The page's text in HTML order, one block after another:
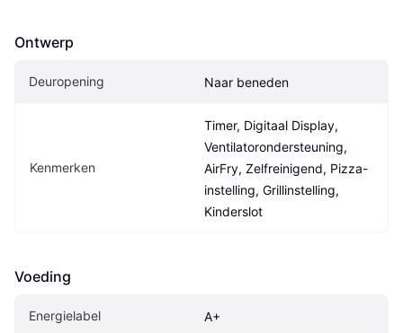
Ontwerp
Deuropening Naar beneden
Kenmerken
Timer, Digitaal Display,
Ventilatorondersteuning,
AirFry, Zelfreinigend, Pizza-
instelling, Grillinstelling,
Kinderslot
Voeding
Energielabel A+